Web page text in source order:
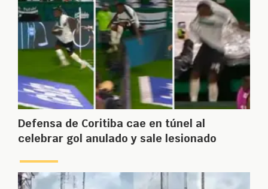
Defensa de Coritiba cae en túnel al
celebrar gol anulado y sale lesionado